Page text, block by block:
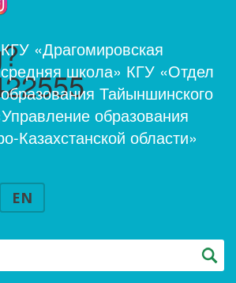
КГУ «Драгомировская
средняя школа» КГУ «Отдел
образования Тайыншинского
образования
Казахстанской области»
EN